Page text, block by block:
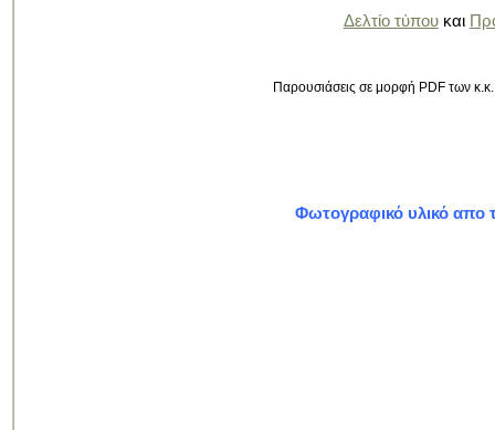
Δελτίο τύπουκαι
Παρουσιάσεις σε μορφή PDF των κ.κ.
Φωτογραφικό υλικό απο